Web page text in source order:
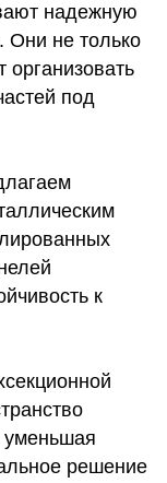
надежную
не только
под
к
уменьшая
решение